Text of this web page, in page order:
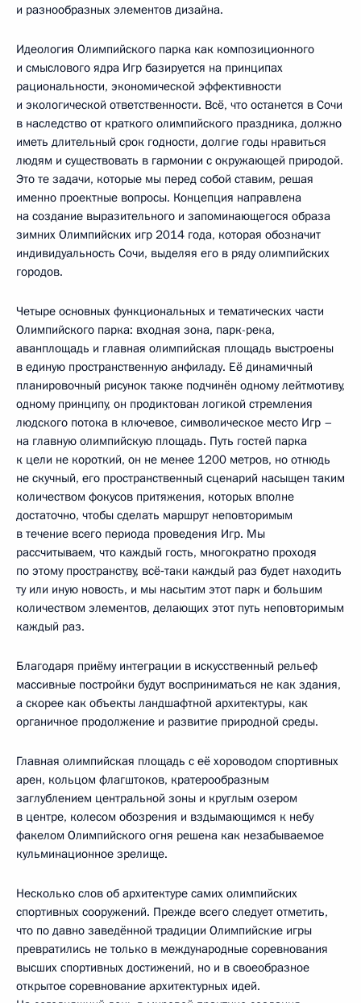
и разнообразных элементов дизайна.
Идеология Олимпийского парка как композиционного
и смыслового ядра Игр базируется на принципах
рациональности, экономической эффективности
и экологической ответственности. Всё, что останется в Сочи
в наследство от краткого олимпийского праздника, должно
иметь длительный срок годности, долгие годы нравиться
людям и существовать в гармонии с окружающей природой.
Это те задачи, которые мы перед собой ставим, решая
именно проектные вопросы. Концепция направлена
на создание выразительного и запоминающегося образа
зимних Олимпийских игр 2014 года, которая обозначит
индивидуальность Сочи, выделяя его в ряду олимпийских
городов.
Четыре основных функциональных и тематических части
Олимпийского парка: входная зона, парк-река,
аванплощадь и главная олимпийская площадь выстроены
в единую пространственную анфиладу. Её динамичный
планировочный рисунок также подчинён одному лейтмотиву,
одному принципу, он продиктован логикой стремления
людского потока в ключевое, символическое место Игр –
на главную олимпийскую площадь. Путь гостей парка
к цели не короткий, он не менее 1200 метров, но отнюдь
не скучный, его пространственный сценарий насыщен таким
количеством фокусов притяжения, которых вполне
достаточно, чтобы сделать маршрут неповторимым
в течение всего периода проведения Игр. Мы
рассчитываем, что каждый гость, многократно проходя
по этому пространству, всё‑таки каждый раз будет находить
ту или иную новость, и мы насытим этот парк и большим
количеством элементов, делающих этот путь неповторимым
каждый раз.
Благодаря приёму интеграции в искусственный рельеф
массивные постройки будут восприниматься не как здания,
а скорее как объекты ландшафтной архитектуры, как
органичное продолжение и развитие природной среды.
Главная олимпийская площадь с её хороводом спортивных
арен, кольцом флагштоков, кратерообразным
заглублением центральной зоны и круглым озером
в центре, колесом обозрения и вздымающимся к небу
факелом Олимпийского огня решена как незабываемое
кульминационное зрелище.
Несколько слов об архитектуре самих олимпийских
спортивных сооружений. Прежде всего следует отметить,
что по давно заведённой традиции Олимпийские игры
превратились не только в международные соревнования
высших спортивных достижений, но и в своеобразное
открытое соревнование архитектурных идей.